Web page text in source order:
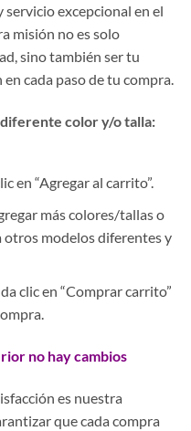
excepcional en el
misión no es solo
sino también ser tu
cada paso de tu compra.
color y/o talla:
en “Agregar al carrito”.
más colores/tallas o
modelos diferentes y
clic en “Comprar carrito”
no hay cambios
es nuestra
que cada compra